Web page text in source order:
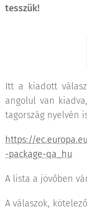
tesszük!
Itt a kiadott
angolul van
tagország nyelvén
https://
-package-qa_hu
A lista a jövőben
A válaszok,